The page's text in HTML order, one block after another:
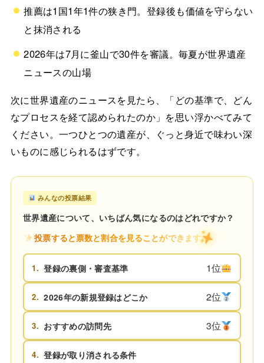
推薦は1国1年1件の狭き門。登録後も価値を守らない
と抹消される
2026年は7月に釜山で30件を審議。毎夏が世界遺産
ニュースの山場
次に世界遺産のニュースを見たら、「どの基準で、どん
なプロセスを経て認められたのか」を思い浮かべてみて
ください。一つひとつの遺産が、ぐっと身近で味わい深
いものに感じられるはずです。
みんなの投票結果
世界遺産について、いちばん気になるのはどれですか？
投票すると票数と割合を見ることができます
1. 登録の裏側・審査基準 1位
2. 2026年の新規登録はどこか 2位
3. おすすめの訪問先 3位
4. 登録が取り消される条件